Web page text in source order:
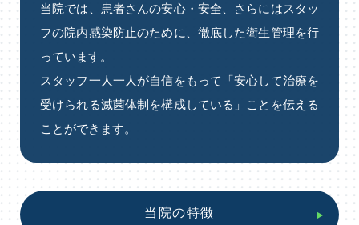
当院では、患者さんの安⼼・安全、さらにはスタッ
フの院内感染防⽌のために、徹底した衛⽣管理を⾏
っています。
スタッフ⼀⼈⼀⼈が⾃信をもって「安⼼して治療を
受けられる滅菌体制を構成している」ことを伝える
ことができます。
当院の特徴